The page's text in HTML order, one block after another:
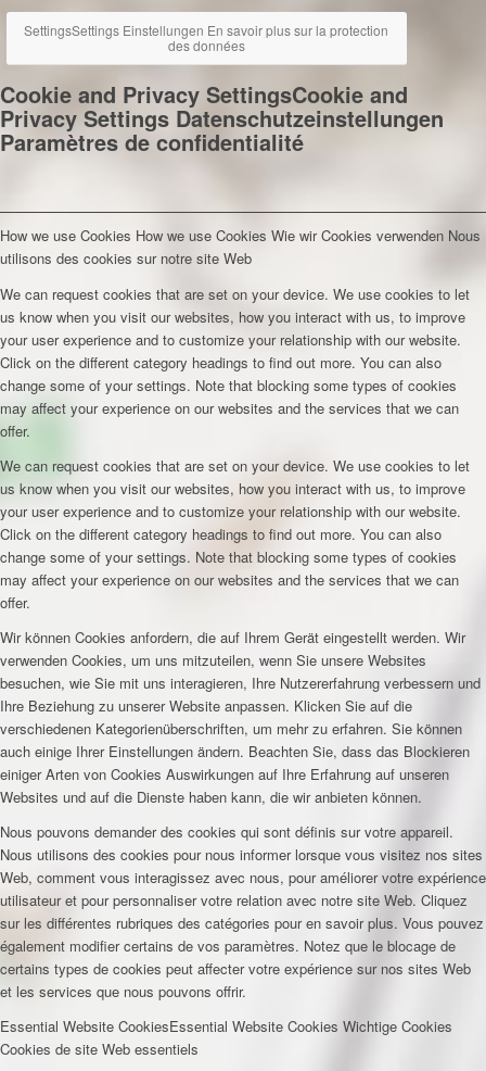
SettingsSettings Einstellungen En savoir plus sur la protection
des données
Cookie and Privacy SettingsCookie and
Privacy Settings Datenschutzeinstellungen
Paramètres de confidentialité
How we use Cookies How we use Cookies Wie wir Cookies verwenden Nous
utilisons des cookies sur notre site Web
We can request cookies that are set on your device. We use cookies to let
us know when you visit our websites, how you interact with us, to improve
your user experience and to customize your relationship with our website.
Click on the different category headings to find out more. You can also
change some of your settings. Note that blocking some types of cookies
may affect your experience on our websites and the services that we can
offer.
We can request cookies that are set on your device. We use cookies to let
us know when you visit our websites, how you interact with us, to improve
your user experience and to customize your relationship with our website.
Click on the different category headings to find out more. You can also
change some of your settings. Note that blocking some types of cookies
may affect your experience on our websites and the services that we can
offer.
Wir können Cookies anfordern, die auf Ihrem Gerät eingestellt werden. Wir
verwenden Cookies, um uns mitzuteilen, wenn Sie unsere Websites
besuchen, wie Sie mit uns interagieren, Ihre Nutzererfahrung verbessern und
Ihre Beziehung zu unserer Website anpassen. Klicken Sie auf die
verschiedenen Kategorienüberschriften, um mehr zu erfahren. Sie können
auch einige Ihrer Einstellungen ändern. Beachten Sie, dass das Blockieren
einiger Arten von Cookies Auswirkungen auf Ihre Erfahrung auf unseren
Websites und auf die Dienste haben kann, die wir anbieten können.
Nous pouvons demander des cookies qui sont définis sur votre appareil.
Nous utilisons des cookies pour nous informer lorsque vous visitez nos sites
Web, comment vous interagissez avec nous, pour améliorer votre expérience
utilisateur et pour personnaliser votre relation avec notre site Web. Cliquez
sur les différentes rubriques des catégories pour en savoir plus. Vous pouvez
également modifier certains de vos paramètres. Notez que le blocage de
certains types de cookies peut affecter votre expérience sur nos sites Web
et les services que nous pouvons offrir.
Essential Website CookiesEssential Website Cookies Wichtige Cookies
Cookies de site Web essentiels